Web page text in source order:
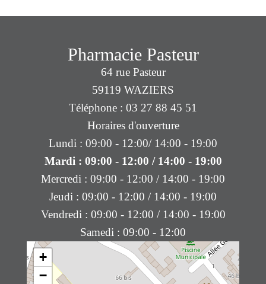
+
−
Pharmacie Pasteur
64 rue Pasteur
59119 WAZIERS
Téléphone : 03 27 88 45 51
Horaires d'ouverture
Lundi : 09:00 - 12:00/ 14:00 - 19:00
Mardi : 09:00 - 12:00 / 14:00 - 19:00
Mercredi : 09:00 - 12:00 / 14:00 - 19:00
Jeudi : 09:00 - 12:00 / 14:00 - 19:00
Vendredi : 09:00 - 12:00 / 14:00 - 19:00
Samedi : 09:00 - 12:00